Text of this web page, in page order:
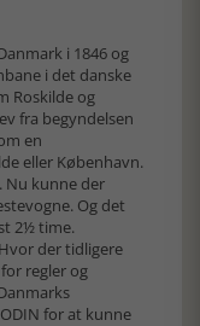
i 1846 og
i det danske
Roskilde og
fra begyndelsen
en
eller København.
Nu kunne der
Og det
2½ time.
der tidligere
regler og
for at kunne